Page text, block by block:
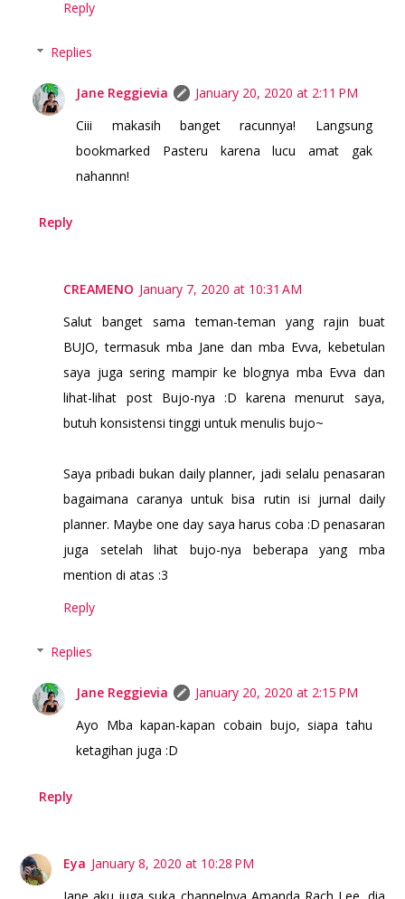
Reply
Replies
Jane Reggievia
January 20, 2020 at 2:11 PM
Ciii makasih banget racunnya! Langsung
bookmarked Pasteru karena lucu amat gak
nahannn!
Reply
CREAMENO January 7, 2020 at 10:31 AM
Salut banget sama teman-teman yang rajin buat
BUJO, termasuk mba Jane dan mba Evva, kebetulan
saya juga sering mampir ke blognya mba Evva dan
lihat-lihat post Bujo-nya :D karena menurut saya,
butuh konsistensi tinggi untuk menulis bujo~
Saya pribadi bukan daily planner, jadi selalu penasaran
bagaimana caranya untuk bisa rutin isi jurnal daily
planner. Maybe one day saya harus coba :D penasaran
juga setelah lihat bujo-nya beberapa yang mba
mention di atas :3
Reply
Replies
Jane Reggievia
January 20, 2020 at 2:15 PM
Ayo Mba kapan-kapan cobain bujo, siapa tahu
ketagihan juga :D
Reply
Eya January 8, 2020 at 10:28 PM